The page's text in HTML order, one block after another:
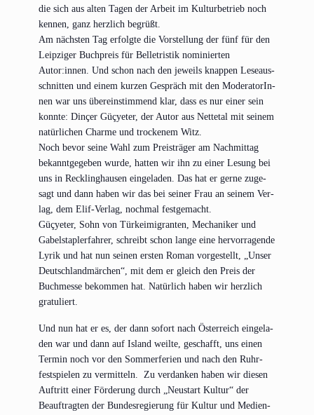
die sich aus alten Tagen der Arbeit im Kul­tur­be­trieb noch
ken­nen, ganz herz­lich begrüßt.
Am nächs­ten Tag erfolg­te die Vor­stel­lung der fünf für den
Leip­zi­ger Buch­preis für Bel­le­tris­tik nomi­nier­ten
Autor:innen. Und schon nach den jeweils knap­pen Lese­aus­
schnit­ten und einem kur­zen Gespräch mit den Mode­ra­to­rIn­
nen war uns über­ein­stim­mend klar, dass es nur einer sein
konn­te: Din­çer Güçye­ter, der Autor aus Net­te­tal mit sei­nem
natür­li­chen Charme und tro­cke­nem Witz.
Noch bevor sei­ne Wahl zum Preis­trä­ger am Nach­mit­tag
bekannt­ge­ge­ben wur­de, hat­ten wir ihn zu einer Lesung bei
uns in Reck­ling­hau­sen ein­ge­la­den. Das hat er ger­ne zuge­
sagt und dann haben wir das bei sei­ner Frau an sei­nem Ver­
lag, dem Elif-Ver­lag, noch­mal festgemacht.
Güçye­ter, Sohn von Tür­kei­mi­gran­ten, Mecha­ni­ker und
Gabel­stap­ler­fah­rer, schreibt schon lan­ge eine her­vor­ra­gen­de
Lyrik und hat nun sei­nen ers­ten Roman vor­ge­stellt, „Unser
Deutsch­land­mär­chen“, mit dem er gleich den Preis der
Buch­mes­se bekom­men hat. Natür­lich haben wir herz­lich
gratuliert.
Und nun hat er es, der dann sofort nach Öster­reich ein­ge­la­
den war und dann auf Island weil­te, geschafft, uns einen
Ter­min noch vor den Som­mer­fe­ri­en und nach den Ruhr­
fest­spie­len zu ver­mit­teln. Zu ver­dan­ken haben wir die­sen
Auf­tritt einer För­de­rung durch „Neu­start Kul­tur“ der
Beauf­trag­ten der Bun­des­re­gie­rung für Kul­tur und Medi­en­